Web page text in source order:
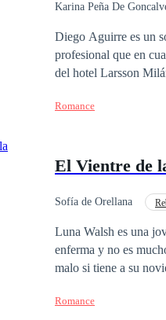
Karina Peña De
Diego Aguirre es un
profesional que en
del hotel Larsson
millonaria, hermosa y
no todo lo que brilla
intensa historia
Romance
El Vientre de
Sofía de Orellana
Luna Walsh es una joven universitaria que trata
enferma y no es
malo si tiene a su
quien recurrir, se
Romance